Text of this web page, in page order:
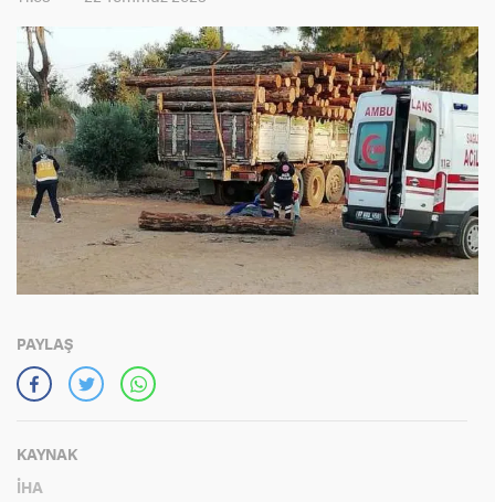
PAYLAŞ
KAYNAK
İHA